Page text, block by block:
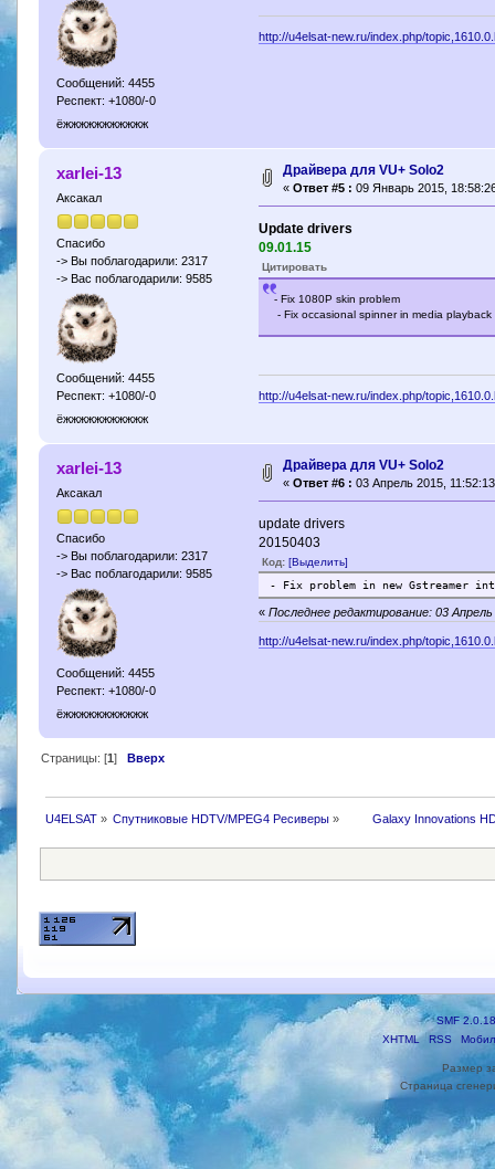
Сообщений: 4455
Респект: +1080/-0
ёжжжжжжжжжжж
http://u4elsat-new.ru/index.php/
xarlei-13
Аксакал
Спасибо
-> Вы поблагодарили: 2317
-> Вас поблагодарили: 9585
Сообщений: 4455
Респект: +1080/-0
ёжжжжжжжжжжж
Драйвера для VU+ Solo2
« Ответ #5 : 09 Январь 2015,
Update drivers
09.01.15
Цитировать
- Fix 1080P skin problem
- Fix occasional spinner in media playback
http://u4elsat-new.ru/index.php/
xarlei-13
Аксакал
Спасибо
-> Вы поблагодарили: 2317
-> Вас поблагодарили: 9585
Сообщений: 4455
Респект: +1080/-0
ёжжжжжжжжжжж
Драйвера для VU+ Solo2
« Ответ #6 : 03 Апрель 2015,
update drivers
20150403
Код:[Выделить]
- Fix problem in new Gstreamer
«Последнее редактирование: 03
http://u4elsat-new.ru/index.php/
Страницы: [1] Вверх
U4ELSAT» Спутниковые HDTV/MPEG4 Ресиверы » Galaxy Innovations
SMF 2.0.18
XHTML
RSS
Размер
Страница